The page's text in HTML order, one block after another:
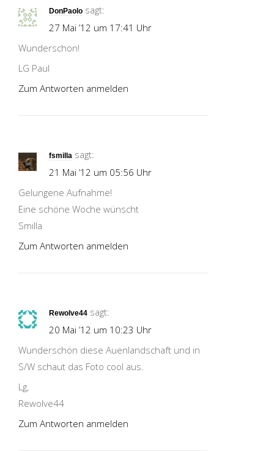
DonPaolo sagt:
27 Mai ’12 um 17:41 Uhr
Wunderschön!
LG Paul
Zum Antworten anmelden
fsmilla sagt:
21 Mai ’12 um 05:56 Uhr
Gelungene Aufnahme!
Eine schöne Woche wünscht
Smilla
Zum Antworten anmelden
Rewolve44 sagt:
20 Mai ’12 um 10:23 Uhr
Wunderschön diese Auenlandschaft und in
S/W schaut das Foto cool aus.
Lg,
Rewolve44
Zum Antworten anmelden